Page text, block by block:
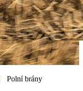
Polní brány